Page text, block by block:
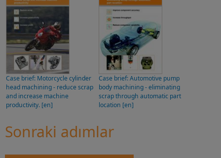
Case brief: Motorcycle cylinder
head machining - reduce scrap
and increase machine
productivity. [en]
Case brief: Automotive pump
body machining - eliminating
scrap through automatic part
location [en]
Sonraki adımlar